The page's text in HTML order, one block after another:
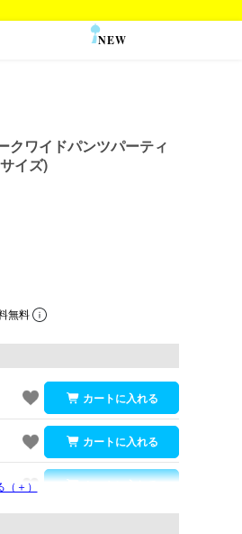
NEW
クワイドパンツパーティ
イズ)
無料
＋）